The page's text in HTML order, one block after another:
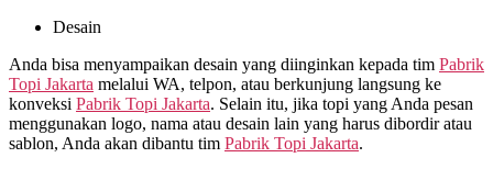
Desain
Anda bisa menyampaikan desain yang diinginkan kepada tim Pabrik
Topi Jakarta melalui WA, telpon, atau berkunjung langsung ke
konveksi Pabrik Topi Jakarta. Selain itu, jika topi yang Anda pesan
menggunakan logo, nama atau desain lain yang harus dibordir atau
sablon, Anda akan dibantu tim Pabrik Topi Jakarta.